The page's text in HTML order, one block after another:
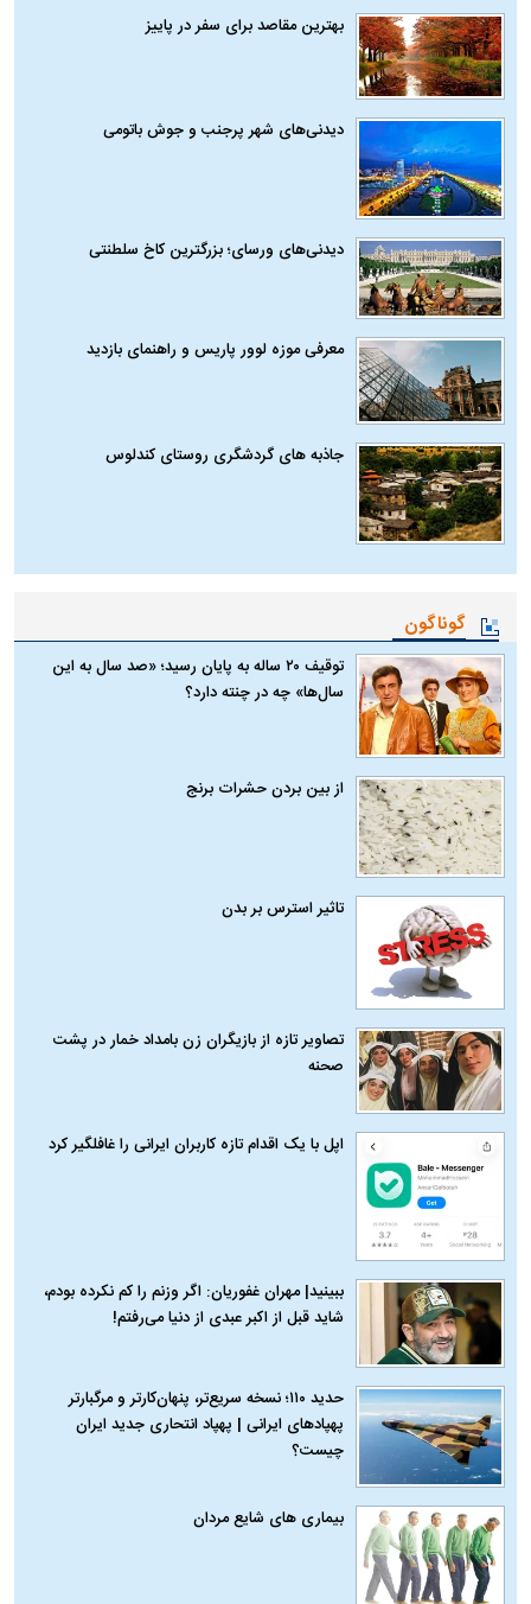
بهترین مقاصد برای سفر در پاییز
دیدنی‌های شهر پرجنب و جوش باتومی
دیدنی‌های ورسای؛ بزرگترین کاخ سلطنتی
معرفی موزه لوور پاریس و راهنمای بازدید
جاذبه های گردشگری روستای کندلوس
گوناگون
توقیف ۲۰ ساله به پایان رسید؛ «صد سال به این
سال‌ها» چه در چنته دارد؟
از بین بردن حشرات برنج
تاثیر استرس بر بدن
تصاویر تازه از بازیگران زن بامداد خمار در پشت
صحنه
اپل با یک اقدام تازه کاربران ایرانی را غافلگیر کرد
ببینید| مهران غفوریان: اگر وزنم را کم نکرده بودم،
شاید قبل از اکبر عبدی از دنیا می‌رفتم!
حدید ۱۱۰؛ نسخه سریع‌تر، پنهان‌کارتر و مرگبارتر
پهپادهای ایرانی | پهپاد انتحاری جدید ایران
چیست؟
بیماری‌ های شایع مردان